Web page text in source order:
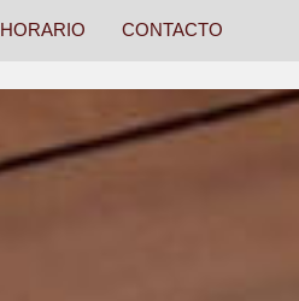
HORARIO CONTACTO